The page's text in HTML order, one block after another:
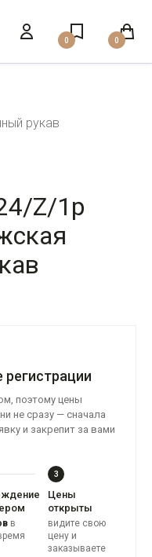
0 0
рукав
Z/1p
поэтому цены
не сразу — сначала
и закрепит за вами
в
3
Цены
открыты
видите свою
цену и
заказываете